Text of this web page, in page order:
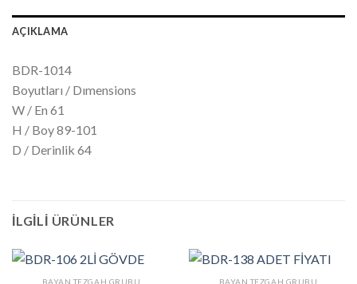
AÇIKLAMA
BDR-1014
Boyutları / Dımensions
W / En 61
H / Boy 89-101
D / Derinlik 64
İLGILI ÜRÜNLER
BAYAN TEZGAH GRUBU BAYAN TEZGAH GRUBU